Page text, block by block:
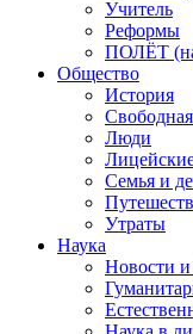
Учитель
Реформы
ПОЛЁТ
Общество
История
Люди
Семья и
Утраты
Наука
Новости